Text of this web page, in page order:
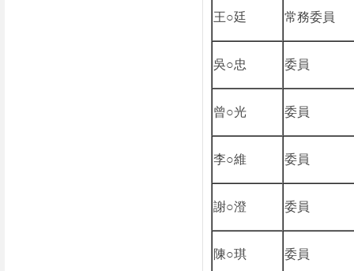
王○廷 常務委員
吳○忠 委員
曾○光 委員
李○維 委員
謝○澄 委員
陳○琪 委員